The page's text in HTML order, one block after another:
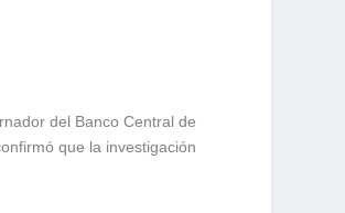
del Banco Central de
que la investigación